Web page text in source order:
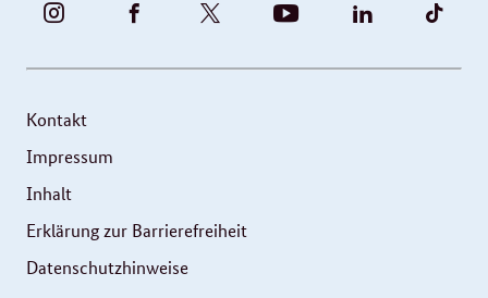
BUNDESFAMILIENMINISTERIUM
INSTAGRAM
VIDEOS
BUNDESFAMILIENMINISTERIUM
FACEBOOK
FAMILIENMINISTERIUM
|
BMBFSFJ
YOUTUBE
BMFSFJ
LINKEDIN
Kontakt
Impressum
Inhalt
Erklärung zur Barrierefreiheit
Datenschutzhinweise